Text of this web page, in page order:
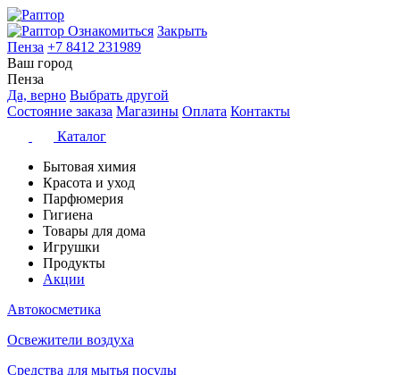
Ознакомиться Закрыть
Пенза +7 8412 231989
Ваш город
Пенза
Да, верно Выбрать другой
Состояние заказа Магазины Оплата Контакты
Каталог
Бытовая химия
Красота и уход
Парфюмерия
Гигиена
Товары для дома
Игрушки
Продукты
Акции
Автокосметика
Освежители воздуха
Средства для мытья посуды